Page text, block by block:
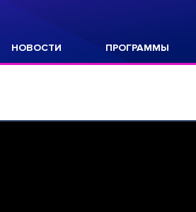
НОВОСТИ ПРОГРАММЫ